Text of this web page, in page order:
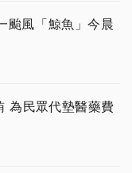
颱風「鯨魚」今晨
為民眾代墊醫藥費